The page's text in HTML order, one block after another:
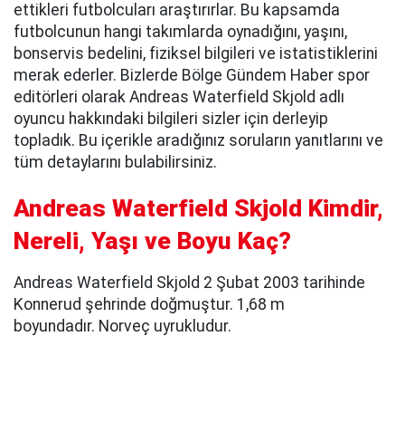
ettikleri futbolcuları araştırırlar. Bu kapsamda
futbolcunun hangi takımlarda oynadığını, yaşını,
bonservis bedelini, fiziksel bilgileri ve istatistiklerini
merak ederler. Bizlerde Bölge Gündem Haber spor
editörleri olarak Andreas Waterfield Skjold adlı
oyuncu hakkındaki bilgileri sizler için derleyip
topladık. Bu içerikle aradığınız soruların yanıtlarını ve
tüm detaylarını bulabilirsiniz.
Andreas Waterfield Skjold Kimdir,
Nereli, Yaşı ve Boyu Kaç?
Andreas Waterfield Skjold 2 Şubat 2003 tarihinde
Konnerud şehrinde doğmuştur. 1,68 m
boyundadır. Norveç uyrukludur.